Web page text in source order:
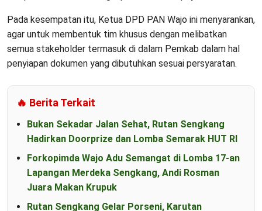
Pada kesempatan itu, Ketua DPD PAN Wajo ini menyarankan,
agar untuk membentuk tim khusus dengan melibatkan
semua stakeholder termasuk di dalam Pemkab dalam hal
penyiapan dokumen yang dibutuhkan sesuai persyaratan.
🔥 Berita Terkait
Bukan Sekadar Jalan Sehat, Rutan Sengkang
Hadirkan Doorprize dan Lomba Semarak HUT RI
Forkopimda Wajo Adu Semangat di Lomba 17-an
Lapangan Merdeka Sengkang, Andi Rosman
Juara Makan Krupuk
Rutan Sengkang Gelar Porseni, Karutan